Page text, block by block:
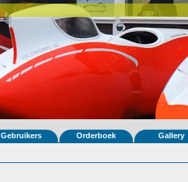
Gebruikers Orderboek Gallery